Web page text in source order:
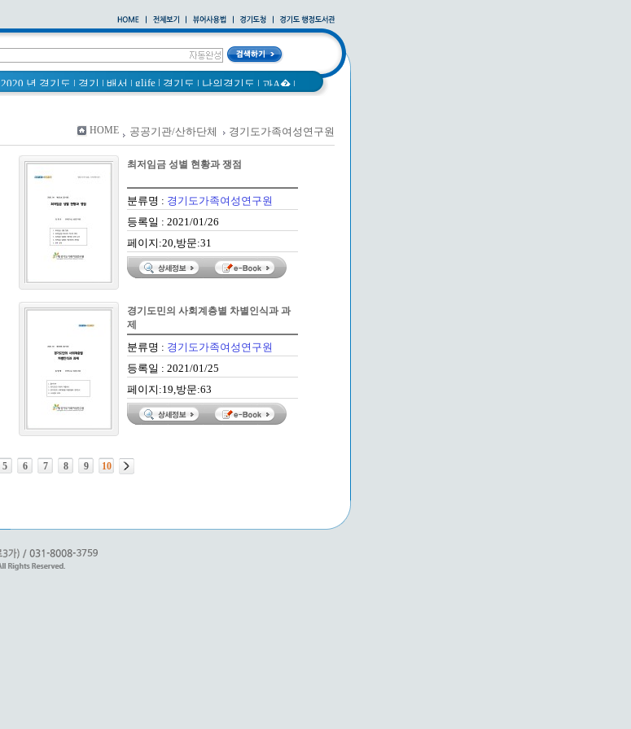
2020 년 경기도 | 경기 | 배서 | glife | 경기도 | 나의경기도 | 과A� |
바른공동주택관리 매뉴얼
통계연보|
2021 경기도 공동주택 품질점검 사례집|경기도 바로알기|
공동주택|국토의 계획 및 이용에 관한 법률_질의 회신 사례집
다문화가족 소식지
HOME 공공기관/산하단체 경기도가족여성연구원
최저임금 성별 현황과 쟁점
분류명 : 경기도가족여성연구원
등록일 : 2021/01/26
페이지:20,방문:31
경기도민의 사회계층별 차별인식과 과
제
분류명 : 경기도가족여성연구원
등록일 : 2021/01/25
페이지:19,방문:63
5 6 7 8 9 10